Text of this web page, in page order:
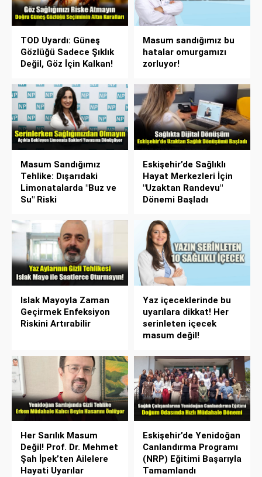
TOD Uyardı: Güneş
Gözlüğü Sadece Şıklık
Değil, Göz İçin Kalkan!
Masum sandığımız bu
hatalar omurgamızı
zorluyor!
Masum Sandığımız
Tehlike: Dışarıdaki
Limonatalarda "Buz ve
Su" Riski
Eskişehir’de Sağlıklı
Hayat Merkezleri İçin
"Uzaktan Randevu"
Dönemi Başladı
Islak Mayoyla Zaman
Geçirmek Enfeksiyon
Riskini Artırabilir
Yaz içeceklerinde bu
uyarılara dikkat! Her
serinleten içecek
masum değil!
Her Sarılık Masum
Değil! Prof. Dr. Mehmet
Şah İpek’ten Ailelere
Hayati Uyarılar
Eskişehir’de Yenidoğan
Canlandırma Programı
(NRP) Eğitimi Başarıyla
Tamamlandı